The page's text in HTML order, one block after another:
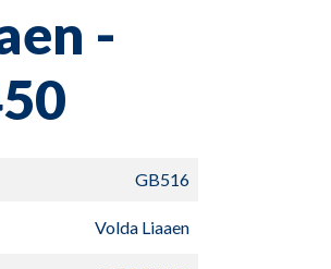
-
GB516
Volda Liaaen